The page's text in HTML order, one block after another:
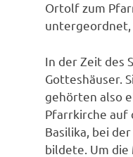
Ortolf zum
untergeordnet,
In der Zeit des
Gotteshäuser.
gehörten also
Pfarrkirche auf
Basilika, bei
bildete. Um